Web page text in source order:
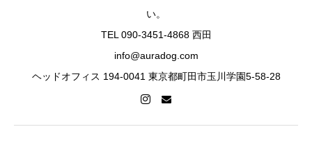
い。
TEL 090-3451-4868 西田
info@auradog.com
ヘッドオフィス 194-0041 東京都町田市玉川学園5-58-28